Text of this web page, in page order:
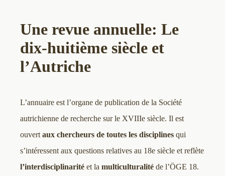
Une revue annuelle: Le
dix-huitième siècle et
l’Autriche
L’annuaire est l’organe de publication de la Société
autrichienne de recherche sur le XVIIIe siècle. Il est
ouvert aux chercheurs de toutes les disciplines qui
s’intéressent aux questions relatives au 18e siècle et reflète
l’interdisciplinarité et la multiculturalité de l’ÖGE 18.